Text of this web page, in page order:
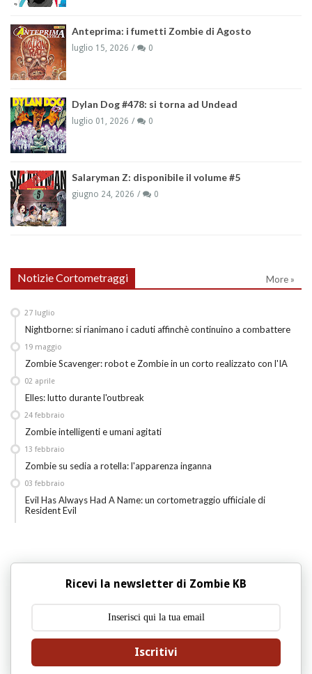
Anteprima: i fumetti Zombie di Agosto
luglio 15, 2026 0
Dylan Dog #478: si torna ad Undead
luglio 01, 2026 0
Salaryman Z: disponibile il volume #5
giugno 24, 2026 0
Notizie Cortometraggi More »
Nightborne: si rianimano i caduti affinchè continuino a combattere
27 luglio
Zombie Scavenger: robot e Zombie in un corto realizzato con l'IA
19 maggio
Elles: lutto durante l'outbreak
02 aprile
Zombie intelligenti e umani agitati
24 febbraio
Zombie su sedia a rotella: l'apparenza inganna
13 febbraio
Evil Has Always Had A Name: un cortometraggio uffiiciale di
Resident Evil
03 febbraio
Ricevi la newsletter di Zombie KB
Iscritivi